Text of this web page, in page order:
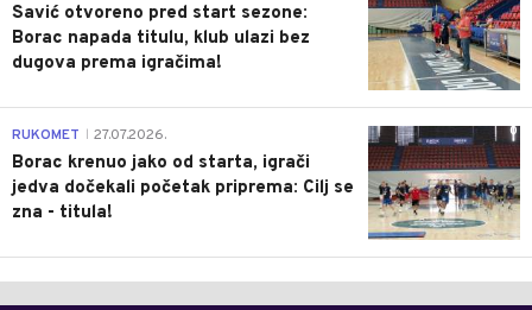
Savić otvoreno pred start sezone:
Borac napada titulu, klub ulazi bez
dugova prema igračima!
0
RUKOMET 27.07.2026.
Borac krenuo jako od starta, igrači
jedva dočekali početak priprema: Cilj se
zna - titula!